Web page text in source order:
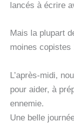
lancés à écrire
Mais la plupart
moines copistes
L’après-midi,
pour aider, à
ennemie.
Une belle